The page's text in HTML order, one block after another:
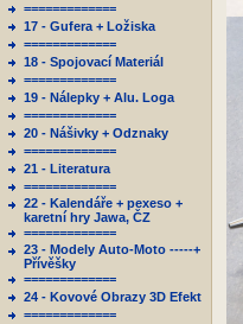
=============
17 - Gufera + Ložiska
=============
18 - Spojovací Materiál
=============
19 - Nálepky + Alu. Loga
=============
20 - Nášivky + Odznaky
=============
21 - Literatura
=============
22 - Kalendáře + pexeso +
karetní hry Jawa, ČZ
=============
23 - Modely Auto-Moto -----+
Přívěšky
=============
24 - Kovové Obrazy 3D Efekt
=============